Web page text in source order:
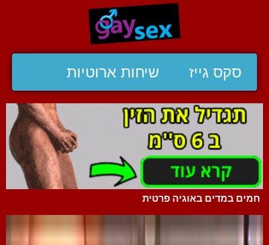
סקס גייז שיחות ארוטיות
חמים במדים באוגיה פרטית